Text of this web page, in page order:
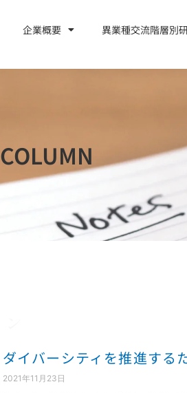
企業概要 異業種交流階層別
COLUMN
ダイバーシティを推進する
2021年11月23日